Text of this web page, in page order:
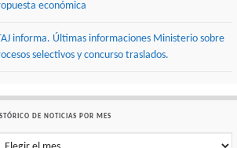
económica
informa. Últimas informaciones Ministerio sobre
selectivos y concurso traslados.
DE NOTICIAS POR MES
de noticias por mes